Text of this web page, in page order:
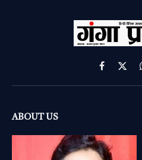
Facebook
X
ABOUT US